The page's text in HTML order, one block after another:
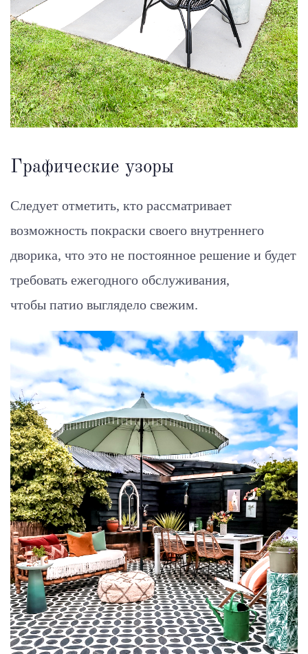
Графические узоры
Следует отметить, кто рассматривает
возможность покраски своего внутреннего
дворика, что это не постоянное решение и будет
требовать ежегодного обслуживания,
чтобы патио выглядело свежим.